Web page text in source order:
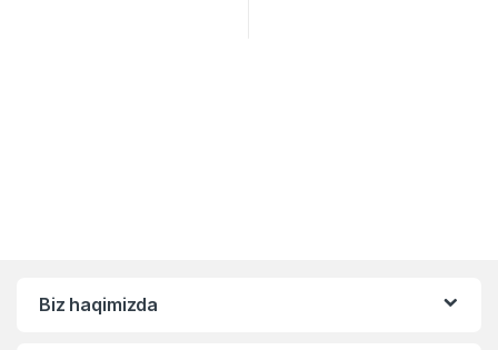
Biz haqimizda